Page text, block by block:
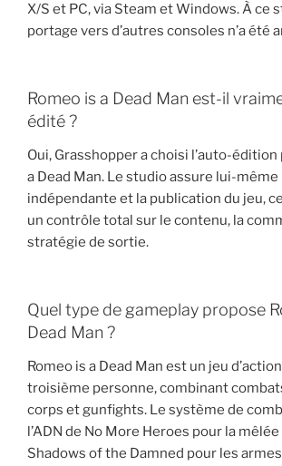
X/S et PC, via Steam et Windows. À ce
portage vers d’autres consoles n’a été
Romeo is a Dead Man est-il
édité ?
Oui, Grasshopper a choisi l’auto-édition
a Dead Man. Le studio assure lui-même
indépendante et la publication du jeu,
un contrôle total sur le contenu, la
stratégie de sortie.
Quel type de gameplay propose
Dead Man ?
Romeo is a Dead Man est un jeu
troisième personne, combinant
corps et gunfights. Le système de
l’ADN de No More Heroes pour la
Shadows of the Damned pour les